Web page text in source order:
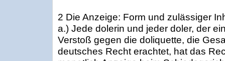
2 Die Anzeige: Form und zulässiger
a.) Jede dolerin und jeder doler, der
Verstoß gegen die doliquette, die
deutsches Recht erachtet, hat das